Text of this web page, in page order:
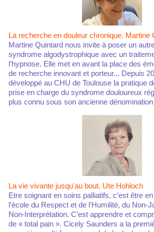
La recherche en douleur chronique. Martine
Martine Quintard nous invite à poser un
syndrome algodystrophique avec un
l’hypnose. Elle met en avant la place des
de recherche innovant et porteur... Depuis
développé au CHU de Toulouse la pratique
prise en charge du syndrome douloureux
plus connu sous son ancienne dénomination
La vie vivante jusqu'au bout. Ute Hohloch
Etre soignant en soins palliatifs, c’est être
l’école du Respect et de l’Humilité, du Non-
Non-Interprétation. C’est apprendre et
de « total pain ». Cicely Saunders a la